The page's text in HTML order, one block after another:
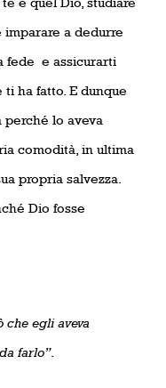
a dedurre
fede e assicurarti
ha fatto. E dunque
perché lo aveva
comodità, in ultima
propria salvezza.
Dio fosse
che egli aveva
farlo”.